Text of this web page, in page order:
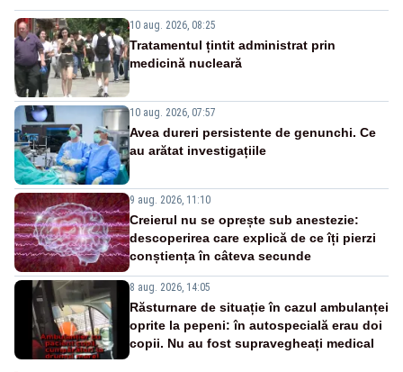
10 aug. 2026, 08:25
Tratamentul țintit administrat prin
medicină nucleară
10 aug. 2026, 07:57
Avea dureri persistente de genunchi. Ce
au arătat investigațiile
9 aug. 2026, 11:10
Creierul nu se oprește sub anestezie:
descoperirea care explică de ce îți pierzi
conștiența în câteva secunde
8 aug. 2026, 14:05
Răsturnare de situație în cazul ambulanței
oprite la pepeni: în autospecială erau doi
copii. Nu au fost supravegheați medical